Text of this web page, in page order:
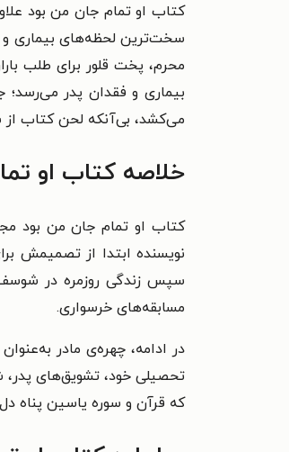
کتاب او تمام جان من بود
سخت‌ترین لحظه‌های بیماری و
محرم، پخت قلور برای طلب
بیماری و فقدان پدر می‌رسد؛
می‌کشد، بی‌آنکه لحن کتاب از
خلاصه کتاب او
کتاب او تمام جان من بود
نویسنده ابتدا از تصمیمش
سپس زندگی روزمره در شوسف
مسابقه‌های خرسواری.
در ادامه، چهره‌ی مادر
تحصیلی خود، تشویق‌های پدر،
که قرآن و سوره یاسین پناه